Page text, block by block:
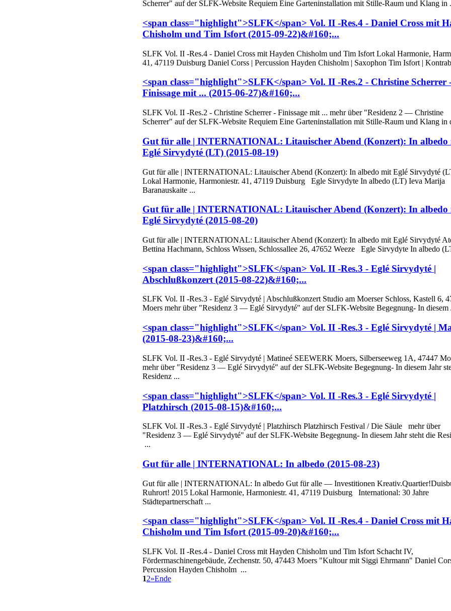
Scherrer" auf der SLFK-Website Requiem Eine Garteninstallation mit Stille-Raum und Klang in
<span class="highlight">SLFK</span> Vol. II -Res.4 - Daniel Cross mit
Chisholm und Tim Isfort (2015-09-22)&#160;...
SLFK Vol. II -Res.4 - Daniel Cross mit Hayden Chisholm und Tim Isfort Lokal Harmonie,
41, 47119 Duisburg Daniel Corss | Percussion Hayden Chisholm | Saxophon Tim Isfort |
<span class="highlight">SLFK</span> Vol. II -Res.2 - Christine Scherrer
Finissage mit ... (2015-06-27)&#160;...
SLFK Vol. II -Res.2 - Christine Scherrer - Finissage mit ... mehr über "Residenz 2 — Christine
Scherrer" auf der SLFK-Website Requiem Eine Garteninstallation mit Stille-Raum und Klang in
Gut für alle | INTERNATIONAL: Litauischer Abend (Konzert): In albedo
Eglé Sirvydyté (LT) (2015-08-19)
Gut für alle | INTERNATIONAL: Litauischer Abend (Konzert): In albedo mit Eglé Sirvydyté
Lokal Harmonie, Harmoniestr. 41, 47119 Duisburg Egle Sirvydyte In albedo (LT) Ieva Marija
Baranauskaite ...
Gut für alle | INTERNATIONAL: Litauischer Abend (Konzert): In albedo
Eglé Sirvydyté (2015-08-20)
Gut für alle | INTERNATIONAL: Litauischer Abend (Konzert): In albedo mit Eglé Sirvydyté
Bettina Hachmann, Schloss Wissen, Schlossallee 26, 47652 Weeze Egle Sirvydyte In albedo
<span class="highlight">SLFK</span> Vol. II -Res.3 - Eglé Sirvydyté |
Abschlußkonzert (2015-08-22)&#160;...
SLFK Vol. II -Res.3 - Eglé Sirvydyté | Abschlußkonzert Studio am Moerser Schloss, Kastell 6,
Moers mehr über "Residenz 3 — Eglé Sirvydyté" auf der SLFK-Website Begegnung- In diesem
<span class="highlight">SLFK</span> Vol. II -Res.3 - Eglé Sirvydyté |
(2015-08-23)&#160;...
SLFK Vol. II -Res.3 - Eglé Sirvydyté | Matineé SEEWERK Moers, Silberseeweg 1A, 47447
mehr über "Residenz 3 — Eglé Sirvydyté" auf der SLFK-Website Begegnung- In diesem Jahr
Residenz ...
<span class="highlight">SLFK</span> Vol. II -Res.3 - Eglé Sirvydyté |
Platzhirsch (2015-08-15)&#160;...
SLFK Vol. II -Res.3 - Eglé Sirvydyté | Platzhirsch Platzhirsch Festival / Die Säule mehr über
"Residenz 3 — Eglé Sirvydyté" auf der SLFK-Website Begegnung- In diesem Jahr steht die
...
Gut für alle | INTERNATIONAL: In albedo (2015-08-23)
Gut für alle | INTERNATIONAL: In albedo Gut für alle — Investitionen
Ruhrort! 2015 Lokal Harmonie, Harmoniestr. 41, 47119 Duisburg International: 30 Jahre
Städtepartnerschaft ...
<span class="highlight">SLFK</span> Vol. II -Res.4 - Daniel Cross mit
Chisholm und Tim Isfort (2015-09-20)&#160;...
SLFK Vol. II -Res.4 - Daniel Cross mit Hayden Chisholm und Tim Isfort Schacht IV,
Fördermaschinengebäude, Zechenstr. 50, 47443 Moers "Kultour mit Siggi Ehrmann" Daniel
Percussion Hayden Chisholm ...
12»Ende